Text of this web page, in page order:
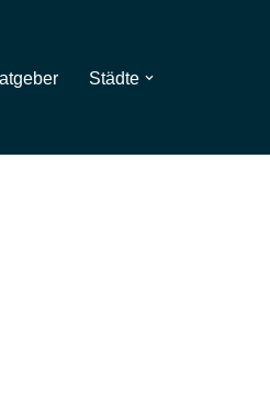
Städte